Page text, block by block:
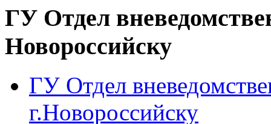
ГУ Отдел
Новороссийску
ГУ Отдел
г.Новороссийску